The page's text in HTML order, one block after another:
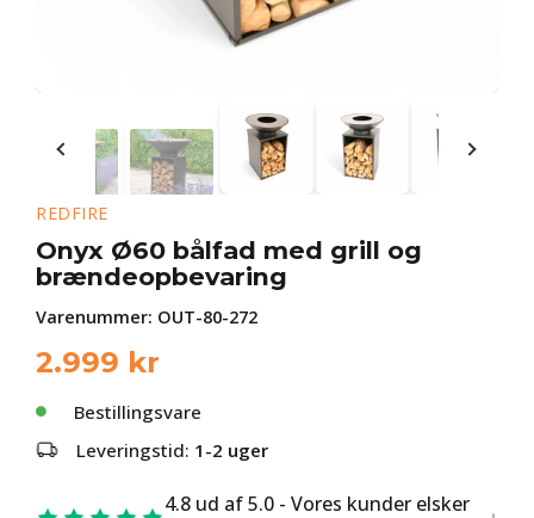
REDFIRE
Onyx Ø60 bålfad med grill og
brændeopbevaring
Varenummer: OUT-80-272
2.999 kr
Bestillingsvare
Leveringstid: 1-2 uger
4.8 ud af 5.0 - Vores kunder elsker